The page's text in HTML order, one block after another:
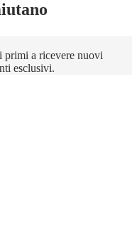
primi a ricevere nuovi
esclusivi.